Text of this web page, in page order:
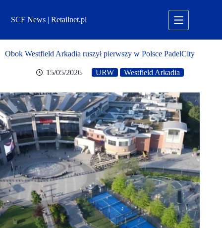
treściSCF News | Retailnet.pl
Obok Westfield Arkadia ruszył pierwszy w Polsce PadelCity
15/05/2026 URW Westfield Arkadia